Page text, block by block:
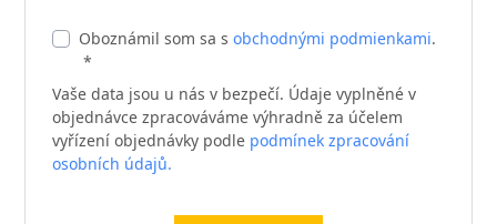
Oboznámil som sa sobchodnými podmienkami.
*
Vaše data jsou u nás v bezpečí. Údaje vyplněné v
objednávce zpracováváme výhradně za účelem
vyřízení objednávky podle podmínek zpracování
osobních údajů.